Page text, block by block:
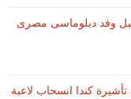
وفد دبلوماسى مصرى
كندا انسحاب لاعبة